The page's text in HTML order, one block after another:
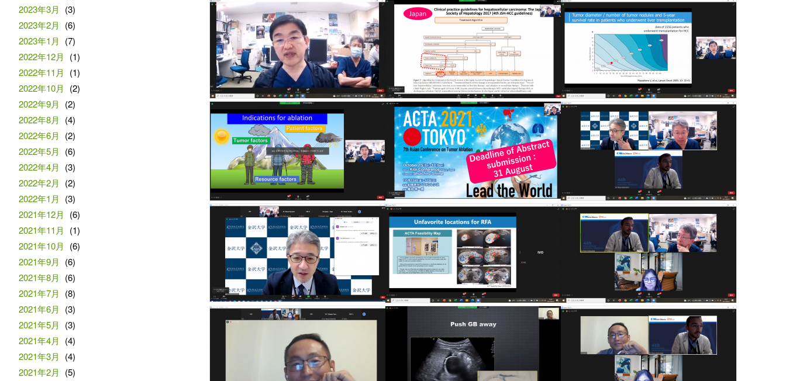
2023年3月
(3)
2023年2月
(6)
2023年1月
(7)
2022年12月
(1)
2022年11月
(1)
2022年10月
(2)
2022年9月
(2)
2022年8月
(4)
2022年6月
(2)
2022年5月
(6)
2022年4月
(3)
2022年2月
(2)
2022年1月
(3)
2021年12月
(6)
2021年11月
(1)
2021年10月
(6)
2021年9月
(6)
2021年8月
(6)
2021年7月
(8)
2021年6月
(3)
2021年5月
(3)
2021年4月
(4)
2021年3月
(4)
2021年2月
(5)